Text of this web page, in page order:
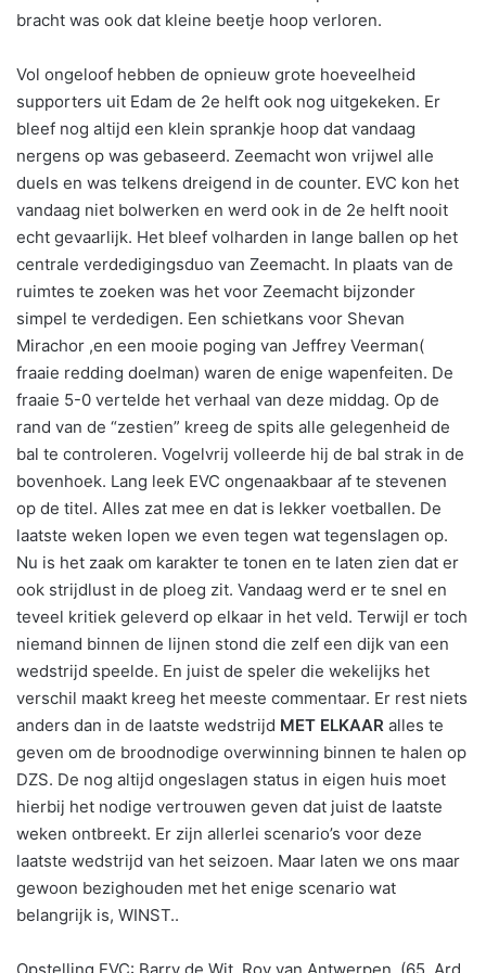
bracht was ook dat kleine beetje hoop verloren.
Vol ongeloof hebben de opnieuw grote hoeveelheid
supporters uit Edam de 2e helft ook nog uitgekeken. Er
bleef nog altijd een klein sprankje hoop dat vandaag
nergens op was gebaseerd. Zeemacht won vrijwel alle
duels en was telkens dreigend in de counter. EVC kon het
vandaag niet bolwerken en werd ook in de 2e helft nooit
echt gevaarlijk. Het bleef volharden in lange ballen op het
centrale verdedigingsduo van Zeemacht. In plaats van de
ruimtes te zoeken was het voor Zeemacht bijzonder
simpel te verdedigen. Een schietkans voor Shevan
Mirachor ,en een mooie poging van Jeffrey Veerman(
fraaie redding doelman) waren de enige wapenfeiten. De
fraaie 5-0 vertelde het verhaal van deze middag. Op de
rand van de “zestien” kreeg de spits alle gelegenheid de
bal te controleren. Vogelvrij volleerde hij de bal strak in de
bovenhoek. Lang leek EVC ongenaakbaar af te stevenen
op de titel. Alles zat mee en dat is lekker voetballen. De
laatste weken lopen we even tegen wat tegenslagen op.
Nu is het zaak om karakter te tonen en te laten zien dat er
ook strijdlust in de ploeg zit. Vandaag werd er te snel en
teveel kritiek geleverd op elkaar in het veld. Terwijl er toch
niemand binnen de lijnen stond die zelf een dijk van een
wedstrijd speelde. En juist de speler die wekelijks het
verschil maakt kreeg het meeste commentaar. Er rest niets
anders dan in de laatste wedstrijd MET ELKAAR alles te
geven om de broodnodige overwinning binnen te halen op
DZS. De nog altijd ongeslagen status in eigen huis moet
hierbij het nodige vertrouwen geven dat juist de laatste
weken ontbreekt. Er zijn allerlei scenario’s voor deze
laatste wedstrijd van het seizoen. Maar laten we ons maar
gewoon bezighouden met het enige scenario wat
belangrijk is, WINST..